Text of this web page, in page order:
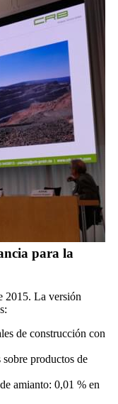
para la
2015. La versión
de construcción con
productos de
amianto: 0,01 % en